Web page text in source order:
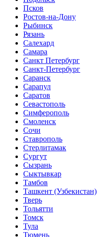
Псков
Ростов-на-Дону
Рыбинск
Рязань
Салехард
Самара
Санкт Петербург
Санкт-Петербург
Саранск
Сарапул
Саратов
Севастополь
Симферополь
Смоленск
Сочи
Ставрополь
Стерлитамак
Сургут
Сызрань
Сыктывкар
Тамбов
Ташкент (Узбекистан)
Тверь
Тольятти
Томск
Тула
Тюмень